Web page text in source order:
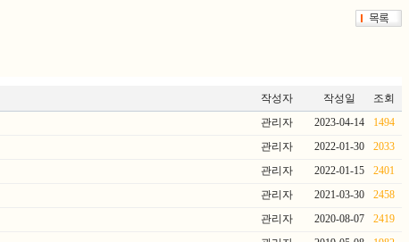
작성자 작성일
조회
관리자 2023-04-14
1494
관리자 2022-01-30
2033
관리자 2022-01-15
2401
관리자 2021-03-30
2458
관리자 2020-08-07
2419